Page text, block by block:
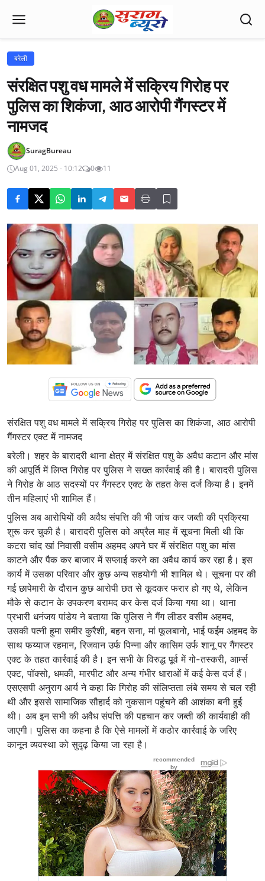
बरेली
संरक्षित पशु वध मामले में सक्रिय गिरोह पर
पुलिस का शिकंजा, आठ आरोपी गैंगस्टर में
नामजद
SuragBureau
Aug 01, 2025 - 10:12
0 11
संरक्षित पशु वध मामले में सक्रिय गिरोह पर पुलिस का शिकंजा, आठ आरोपी
गैंगस्टर एक्ट में नामजद
बरेली। शहर के बारादरी थाना क्षेत्र में संरक्षित पशु के अवैध कटान और मांस
की आपूर्ति में लिप्त गिरोह पर पुलिस ने सख्त कार्रवाई की है। बारादरी पुलिस
ने गिरोह के आठ सदस्यों पर गैंगस्टर एक्ट के तहत केस दर्ज किया है। इनमें
तीन महिलाएं भी शामिल हैं।
पुलिस अब आरोपियों की अवैध संपत्ति की भी जांच कर जब्ती की प्रक्रिया
शुरू कर चुकी है। बारादरी पुलिस को अप्रैल माह में सूचना मिली थी कि
कटरा चांद खां निवासी वसीम अहमद अपने घर में संरक्षित पशु का मांस
काटने और पैक कर बाजार में सप्लाई करने का अवैध कार्य कर रहा है। इस
कार्य में उसका परिवार और कुछ अन्य सहयोगी भी शामिल थे। सूचना पर की
गई छापेमारी के दौरान कुछ आरोपी छत से कूदकर फरार हो गए थे, लेकिन
मौके से कटान के उपकरण बरामद कर केस दर्ज किया गया था। थाना
प्रभारी धनंजय पांडेय ने बताया कि पुलिस ने गैंग लीडर वसीम अहमद,
उसकी पत्नी हुमा समीर कुरैशी, बहन सना, मां फूलबानो, भाई फईम अहमद के
साथ फय्याज रहमान, रिजवान उर्फ पिन्ना और कासिम उर्फ शानू पर गैंगस्टर
एक्ट के तहत कार्रवाई की है। इन सभी के विरुद्ध पूर्व में गो-तस्करी, आर्म्स
एक्ट, पॉक्सो, धमकी, मारपीट और अन्य गंभीर धाराओं में कई केस दर्ज हैं।
एसएसपी अनुराग आर्य ने कहा कि गिरोह की संलिप्तता लंबे समय से चल रही
थी और इससे सामाजिक सौहार्द को नुकसान पहुंचने की आशंका बनी हुई
थी। अब इन सभी की अवैध संपत्ति की पहचान कर जब्ती की कार्यवाही की
जाएगी। पुलिस का कहना है कि ऐसे मामलों में कठोर कार्रवाई के जरिए
कानून व्यवस्था को सुदृढ़ किया जा रहा है।